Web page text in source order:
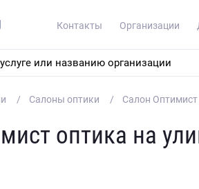
Контакты Организации
Салоны оптики Салон
оптика на